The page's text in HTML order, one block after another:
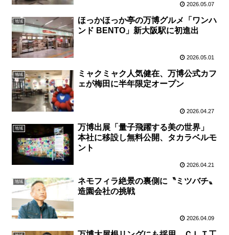
2026.05.07
地域
ほっかほっか亭の万博グルメ「ワンハ
ンド BENTO」新大阪駅に初進出
2026.05.01
地域
ミャクミャク人気健在、万博公式カフ
ェが梅田に半年限定オープン
2026.04.27
地域
万博出展「量子飛躍する美の世界」
本社に移設し無料公開、タカラベルモ
ント
2026.04.21
地域
ネモフィラ絶景の裏側に〝ミツバチ〟
造園会社の挑戦
2026.04.09